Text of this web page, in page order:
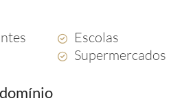
Escolas
Supermercados